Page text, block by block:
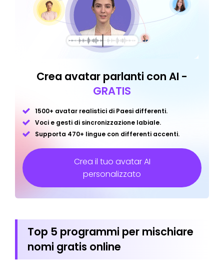
Crea avatar parlanti con AI -
GRATIS
1500+ avatar realistici di Paesi differenti.
Voci e gesti di sincronizzazione labiale.
Supporta 470+ lingue con differenti accenti.
Crea il tuo avatar AI
personalizzato
Top 5 programmi per mischiare
nomi gratis online